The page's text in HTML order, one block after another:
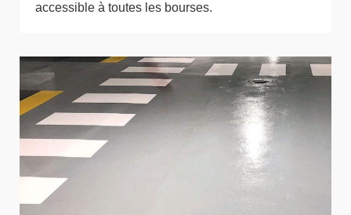
accessible à toutes les bourses.